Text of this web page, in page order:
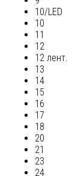
10/LED
10
11
12
12 лент.
13
14
15
16
17
18
20
21
23
24